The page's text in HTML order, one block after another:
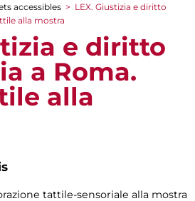
accessibles > LEX. Giustizia e diritto
alla mostra
e diritto
a Roma.
alla
tattile-sensoriale alla mostra